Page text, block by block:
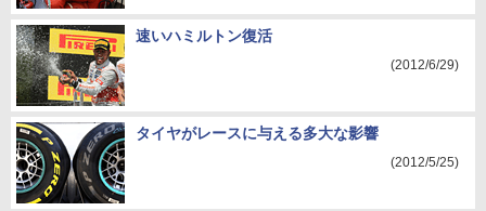
速いハミルトン復活
(2012/6/29)
タイヤがレースに与える多大な影響
(2012/5/25)